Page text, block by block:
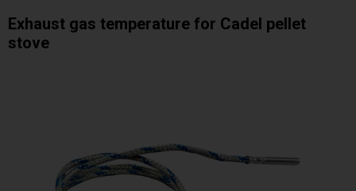
Exhaust gas temperature for Cadel pellet
stove